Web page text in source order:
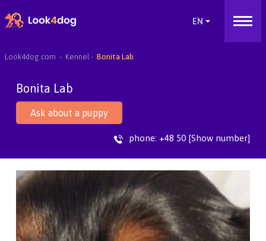
Look4dog.com Kennel Bonita Lab
Bonita Lab
Ask about a puppy
phone: +48 50 [Show number]